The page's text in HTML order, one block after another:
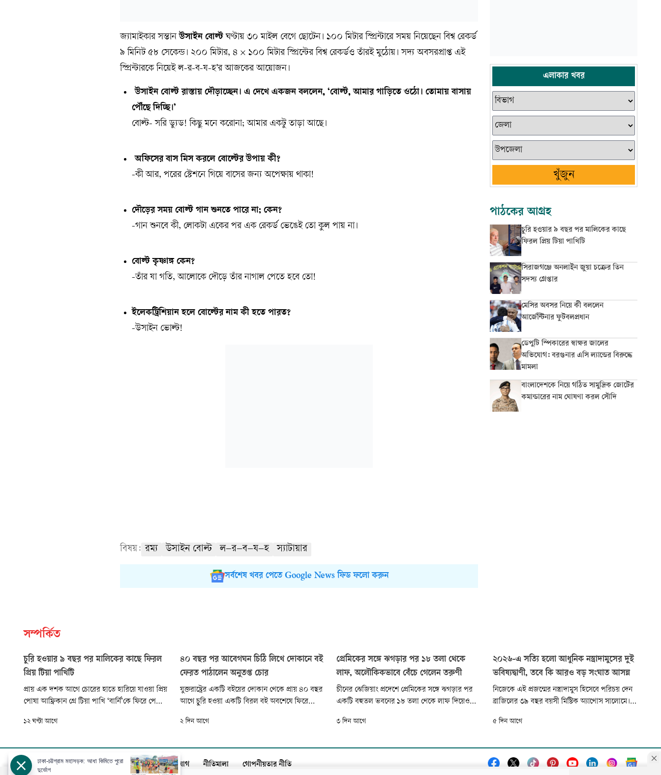
জ্যামাইকার সন্তানউসাইন বোল্ট ঘণ্টায় ৩০ মাইল বেগে ছোটেন। ১০০ মিটার স্প্রিন্টারে সময় নিয়েছেন বিশ্ব রেকর্ড
৯ মিনিট ৫৮ সেকেন্ড। ২০০ মিটার, ৪ × ১০০ মিটার স্প্রিন্টের বিশ্ব রেকর্ডও তাঁরই মুঠোয়। সদ্য অবসরপ্রাপ্ত এই
স্প্রিন্টারকে নিয়েই ল-র-ব-য-হ'র আজকের আয়োজন।
উসাইন বোল্ট রাস্তায় দৌড়াচ্ছেন। এ দেখে একজন বললেন, ‘বোল্ট, আমার গাড়িতে ওঠো। তোমায় বাসায়
পৌঁছে দিচ্ছি।’
বোল্ট- সরি ড্যুড! কিছু মনে করোনা; আমার একটু তাড়া আছে।
অফিসের বাস মিস করলে বোল্টের উপায় কী?
-কী আর, পরের স্টেশনে গিয়ে বাসের জন্য অপেক্ষায় থাকা!
দৌড়ের সময় বোল্ট গান শুনতে পারে না; কেন?
-গান শুনবে কী, লোকটা একের পর এক রেকর্ড ভেঙেই তো কুল পায় না।
বোল্ট কৃষ্ণাঙ্গ কেন?
-তাঁর যা গতি, আলোকে দৌড়ে তাঁর নাগাল পেতে হবে তো!
ইলেকট্রিশিয়ান হলে বোল্টের নাম কী হতে পারত?
-উসাইন ভোল্ট!
বিষয়: রম্য উসাইন বোল্ট ল–র–ব–য–হ স্যাটায়ার
সর্বশেষ খবর পেতে Google News ফিড ফলো করুন
এলাকার খবর
খুঁজুন
পাঠকের আগ্রহ
চুরি হওয়ার ৯ বছর পর মালিকের কাছে
ফিরল প্রিয় টিয়া পাখিটি
সিরাজগঞ্জে অনলাইন জুয়া চক্রের তিন
সদস্য গ্রেপ্তার
মেসির অবসর নিয়ে কী বললেন
আর্জেন্টিনার ফুটবলপ্রধান
ডেপুটি স্পিকারের স্বাক্ষর জালের
অভিযোগ: বরগুনার এসি ল্যান্ডের বিরুদ্ধে
মামলা
বাংলাদেশকে নিয়ে গঠিত সামুদ্রিক জোটের
কমান্ডারের নাম ঘোষণা করল সৌদি
সম্পর্কিত
চুরি হওয়ার ৯ বছর পর মালিকের কাছে ফিরল
প্রিয় টিয়া পাখিটি
প্রায় এক দশক আগে চোরের হাতে হারিয়ে যাওয়া প্রিয়
পোষা আফ্রিকান গ্রে টিয়া পাখি ‘বার্নি’কে ফিরে পেয়ে
শুক্রবার (৭ আগস্ট) ডেইলি মেইল জানিয়েছে, ২০১৭
(Ikea) স্টোরের পার্কিং এলাকায় ঘুরে বেড়ানোর সময়
পাখিটিকে উদ্ধার করা হয়।
১২ ঘণ্টা আগে
৪০ বছর পর আবেগঘন চিঠি লিখে দোকানে বই
ফেরত পাঠালেন অনুতপ্ত চোর
যুক্তরাষ্ট্রের একটি বইয়ের দোকান থেকে প্রায় ৪০ বছর
আগে চুরি হওয়া একটি বিরল বই অবশেষে ফিরে
ক্ষমাপ্রার্থনার একটি আবেগঘন চিঠি ও ১০০ ডলার
২ দিন আগে
প্রেমিকের সঙ্গে ঝগড়ার পর ১৮ তলা থেকে
লাফ, অলৌকিকভাবে বেঁচে গেলেন তরুণী
চীনের ঝেজিয়াং প্রদেশে প্রেমিকের সঙ্গে ঝগড়ার পর
একটি বহুতল ভবনের ১৮ তলা থেকে লাফ দিয়েও
এক তরুণী। নিচে থাকা একটি গাছ তাঁর পতনের গতি
তবে মাথা, ফুসফুস, যকৃৎ, প্লিহাসহ শরীরের বিভিন্ন...
৩ দিন আগে
২০২৬-এ সত্যি হলো আধুনিক নস্ত্রাদামুসের দুই
ভবিষ্যদ্বাণী, তবে কি আরও বড় সংঘাত আসন্ন
নিজেকে এই প্রজন্মের নস্ত্রাদামুস হিসেবে পরিচয় দেন
ব্রাজিলের ৩৯ বছর বয়সী মিস্টিক অ্যাথোস সালোমে।
বড় ভবিষ্যদ্বাণী ইতিমধ্যে সত্যি হয়েছে। একই সঙ্গে
ভয়াবহ ঘটনা ঘটতে পারে।
৫ দিন আগে
আজকের পত্রিকা বিজ্ঞাপন সার্কুলেশন যোগাযোগ নীতিমালা গোপনীয়তার নীতি
ঢাকা-চট্টগ্রাম মহাসড়ক: আধা কিমিতে পুরো
দুর্ভোগ